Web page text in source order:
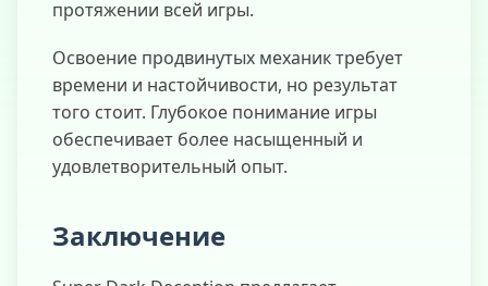
протяжении всей игры.
Освоение продвинутых механик требует
времени и настойчивости, но результат
того стоит. Глубокое понимание игры
обеспечивает более насыщенный и
удовлетворительный опыт.
Заключение